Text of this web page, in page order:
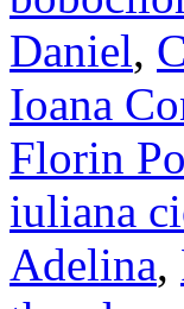
Daniel,
Ioana
Florin
iuliana
Adelina,